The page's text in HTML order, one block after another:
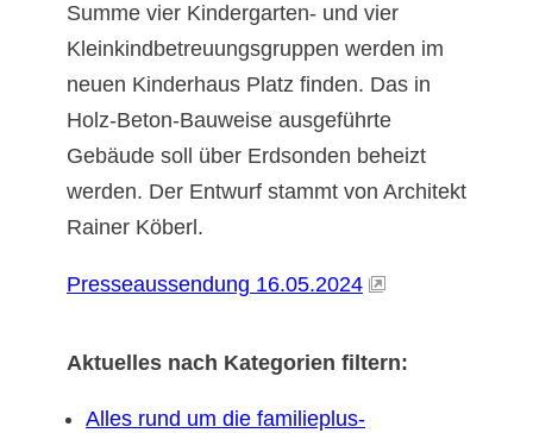
Summe vier Kindergarten- und vier
Kleinkindbetreuungsgruppen werden im
neuen Kinderhaus Platz finden. Das in
Holz-Beton-Bauweise ausgeführte
Gebäude soll über Erdsonden beheizt
werden. Der Entwurf stammt von Architekt
Rainer Köberl.
Presseaussendung 16.05.2024
Aktuelles nach Kategorien filtern:
Alles rund um die familieplus-